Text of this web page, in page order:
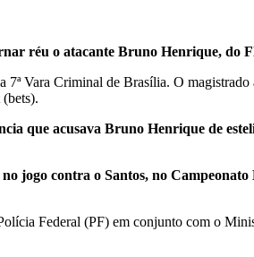
réu o atacante Bruno Henrique, do
Vara Criminal de Brasília. O
que acusava Bruno Henrique de
jogo contra o Santos, no
Federal (PF) em conjunto com o